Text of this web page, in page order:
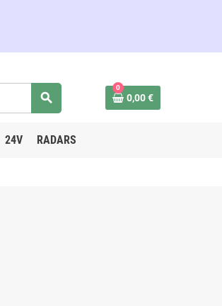
search
0
0,00 €
24V RADARS